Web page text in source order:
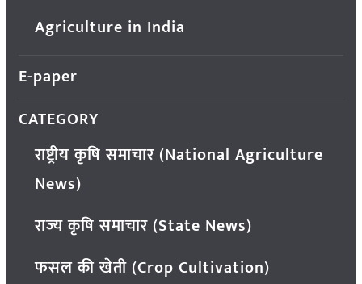
Agriculture in India
E-paper
CATEGORY
राष्ट्रीय कृषि समाचार (National Agriculture
News)
राज्य कृषि समाचार (State News)
फसल की खेती (Crop Cultivation)